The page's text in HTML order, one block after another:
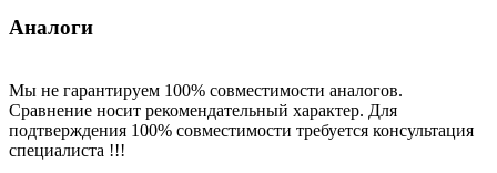
Аналоги
Мы не гарантируем 100% совместимости аналогов.
Сравнение носит рекомендательный характер. Для
подтверждения 100% совместимости требуется консультация
специалиста !!!